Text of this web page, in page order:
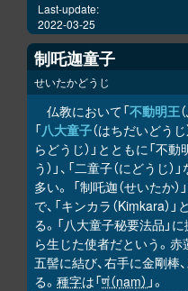
Last-update:
2022-03-25
制吒迦童子
せいたかどうじ
仏教において「不動明王
「八大童子（はちだいどうじ
らどうじ）」とともに「不
う）」、「二童子（にどうじ
多い。 「制吒迦（せいたか）
で、「キンカラ（Kiṃkara）
る。「八大童子秘要法品」
ら生じた使者だという。
五髻に結び、右手に金剛棒
る。 種字は「णं（ṇaṃ） 」。